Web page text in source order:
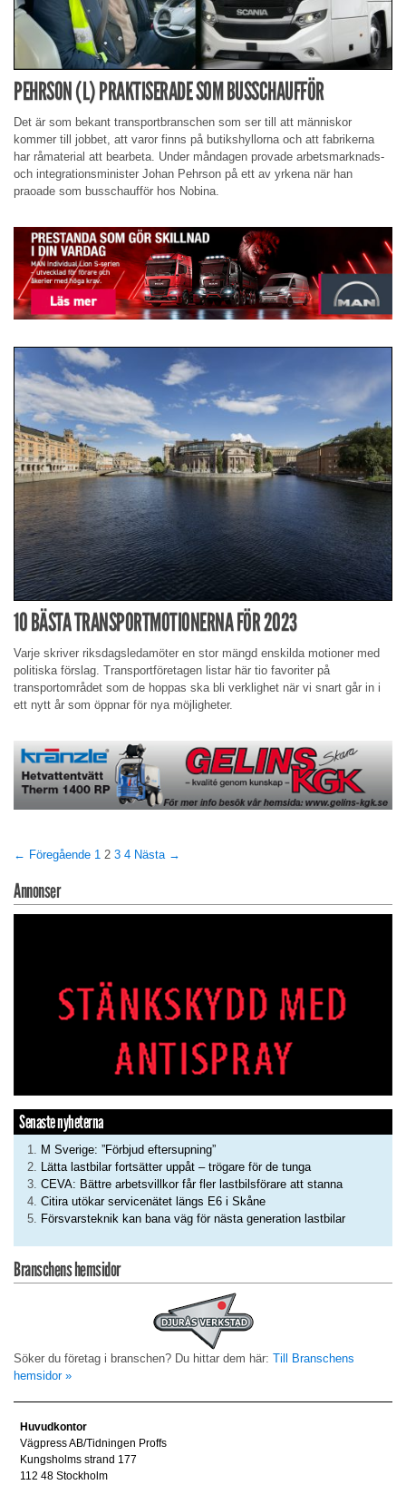
PEHRSON (L) PRAKTISERADE SOM BUSSCHAUFFÖR
Det är som bekant transportbranschen som ser till att människor
kommer till jobbet, att varor finns på butikshyllorna och att fabrikerna
har råmaterial att bearbeta. Under måndagen provade arbetsmarknads-
och integrationsminister Johan Pehrson på ett av yrkena när han
praoade som busschaufför hos Nobina.
10 BÄSTA TRANSPORTMOTIONERNA FÖR 2023
Varje skriver riksdagsledamöter en stor mängd enskilda motioner med
politiska förslag. Transportföretagen listar här tio favoriter på
transportområdet som de hoppas ska bli verklighet när vi snart går in i
ett nytt år som öppnar för nya möjligheter.
← Föregående 1 2 3 4 Nästa →
Annonser
Senaste nyheterna
M Sverige: ”Förbjud eftersupning”
Lätta lastbilar fortsätter uppåt – trögare för de tunga
CEVA: Bättre arbetsvillkor får fler lastbilsförare att stanna
Citira utökar servicenätet längs E6 i Skåne
Försvarsteknik kan bana väg för nästa generation lastbilar
Branschens hemsidor
Söker du företag i branschen? Du hittar dem här: Till Branschens
hemsidor »
Huvudkontor
Vägpress AB/Tidningen Proffs
Kungsholms strand 177
112 48 Stockholm